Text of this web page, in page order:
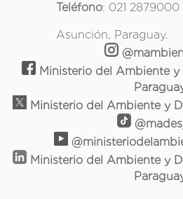
Teléfono: 021 2879000
Asunción, Paraguay.
Ministerio del Ambiente y
Ministerio del Ambiente y
Ministerio del Ambiente y